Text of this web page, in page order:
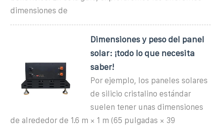
dimensiones de
Dimensiones y peso del panel
solar: ¡todo lo que necesita
saber!
Por ejemplo, los paneles solares
de silicio cristalino estándar
suelen tener unas dimensiones
de alrededor de 1.6 m × 1 m (65 pulgadas × 39